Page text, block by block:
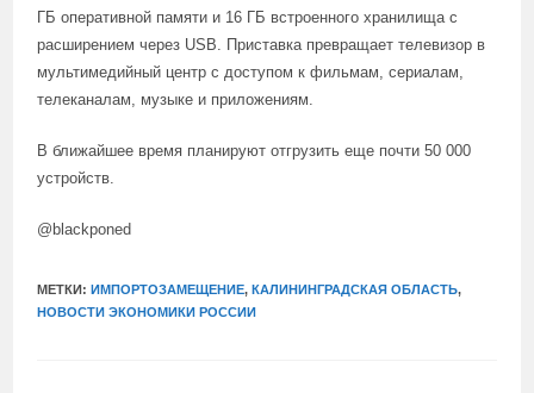
ГБ оперативной памяти и 16 ГБ встроенного хранилища с
расширением через USB. Приставка превращает телевизор в
мультимедийный центр с доступом к фильмам, сериалам,
телеканалам, музыке и приложениям.
В ближайшее время планируют отгрузить еще почти 50 000
устройств.
@blackponed
МЕТКИ:ИМПОРТОЗАМЕЩЕНИЕ, КАЛИНИНГРАДСКАЯ ОБЛАСТЬ,
НОВОСТИ ЭКОНОМИКИ РОССИИ